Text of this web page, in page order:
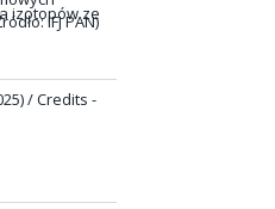
izotopów ze